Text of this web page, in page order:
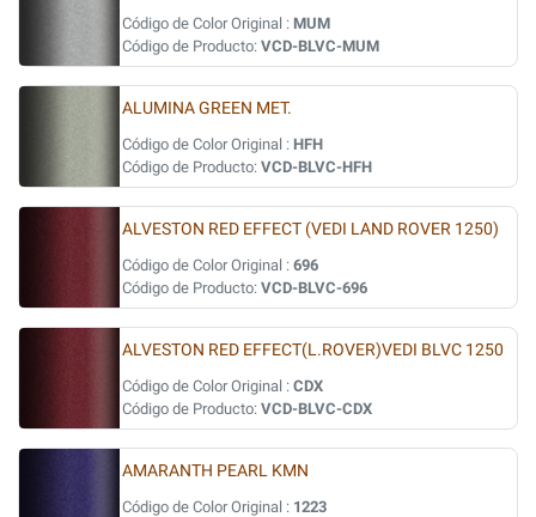
Código de Color Original : MUM
Código de Producto: VCD-BLVC-MUM
ALUMINA GREEN MET.
Código de Color Original : HFH
Código de Producto: VCD-BLVC-HFH
ALVESTON RED EFFECT (VEDI LAND ROVER 1250)
Código de Color Original : 696
Código de Producto: VCD-BLVC-696
ALVESTON RED EFFECT(L.ROVER)VEDI BLVC 1250
Código de Color Original : CDX
Código de Producto: VCD-BLVC-CDX
AMARANTH PEARL KMN
Código de Color Original : 1223